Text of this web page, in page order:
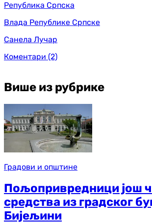
Република Српска
Влада Републике Српске
Санела Лучар
Коментари (2)
Више из рубрике
Градови и општине
Пољопривредници још
средства из градског
Бијељини